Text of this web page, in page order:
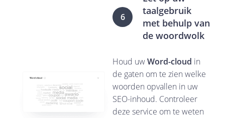
6
taalgebruik
met behulp van
de woordwolk
Houd uwWord-cloud in
de gaten om te zien welke
woorden opvallen in uw
SEO-inhoud. Controleer
deze service om te weten